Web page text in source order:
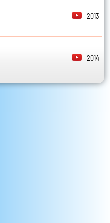
2013
2014